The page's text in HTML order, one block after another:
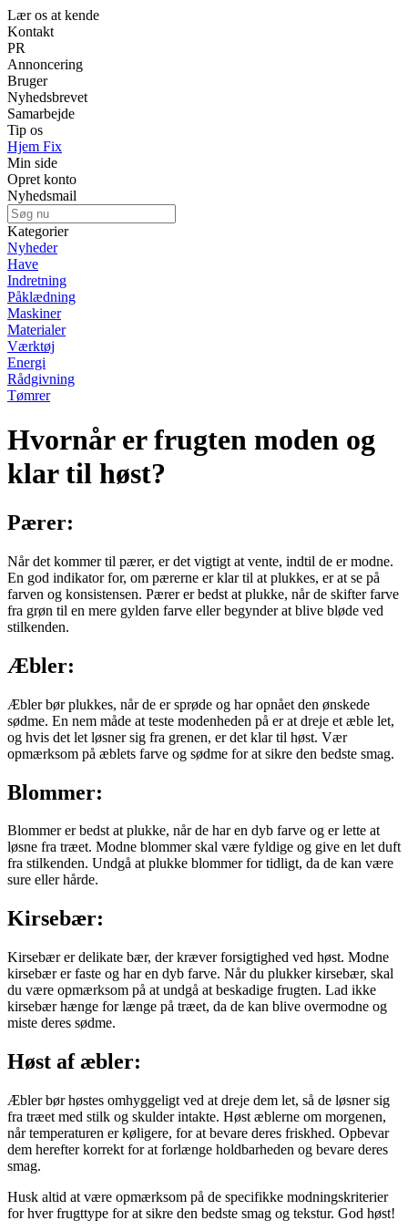
Lær os at kende
Kontakt
PR
Annoncering
Bruger
Nyhedsbrevet
Samarbejde
Tip os
Hjem Fix
Min side
Opret konto
Nyhedsmail
Kategorier
Nyheder
Have
Indretning
Påklædning
Maskiner
Materialer
Værktøj
Energi
Rådgivning
Tømrer
Hvornår er frugten moden og
klar til høst?
Pærer:
Når det kommer til pærer, er det vigtigt at vente, indtil de er modne.
En god indikator for, om pærerne er klar til at plukkes, er at se på
farven og konsistensen. Pærer er bedst at plukke, når de skifter farve
fra grøn til en mere gylden farve eller begynder at blive bløde ved
stilkenden.
Æbler:
Æbler bør plukkes, når de er sprøde og har opnået den ønskede
sødme. En nem måde at teste modenheden på er at dreje et æble let,
og hvis det let løsner sig fra grenen, er det klar til høst. Vær
opmærksom på æblets farve og sødme for at sikre den bedste smag.
Blommer:
Blommer er bedst at plukke, når de har en dyb farve og er lette at
løsne fra træet. Modne blommer skal være fyldige og give en let duft
fra stilkenden. Undgå at plukke blommer for tidligt, da de kan være
sure eller hårde.
Kirsebær:
Kirsebær er delikate bær, der kræver forsigtighed ved høst. Modne
kirsebær er faste og har en dyb farve. Når du plukker kirsebær, skal
du være opmærksom på at undgå at beskadige frugten. Lad ikke
kirsebær hænge for længe på træet, da de kan blive overmodne og
miste deres sødme.
Høst af æbler:
Æbler bør høstes omhyggeligt ved at dreje dem let, så de løsner sig
fra træet med stilk og skulder intakte. Høst æblerne om morgenen,
når temperaturen er køligere, for at bevare deres friskhed. Opbevar
dem herefter korrekt for at forlænge holdbarheden og bevare deres
smag.
Husk altid at være opmærksom på de specifikke modningskriterier
for hver frugttype for at sikre den bedste smag og tekstur. God høst!